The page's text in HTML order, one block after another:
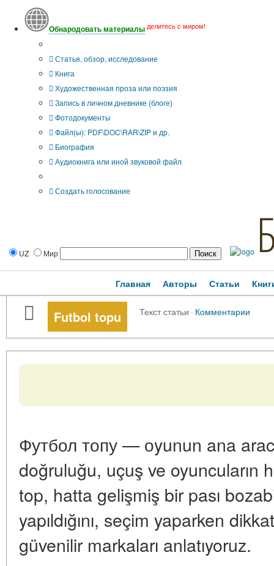
Обнародовать материалы делитесь с миром!
Статья, обзор, исследование
Книга
Художественная проза или поэзия
Запись в личном дневнике (блоге)
Фотодокументы
Файл(ы): PDF\DOC\RAR\ZIP и др.
Биография
Аудиокнига или иной звуковой файл
Создать голосование
UZ Мир
Главная Авторы Статьи
Futbol topu Текст статьи · Комментарии
Футбол топу — оyunun ana
doğruluğu, uçuş ve oyuncuların
top, hatta gelişmiş bir pası
yapıldığını, seçim yaparken
güvenilir markaları anlatıyoruz.